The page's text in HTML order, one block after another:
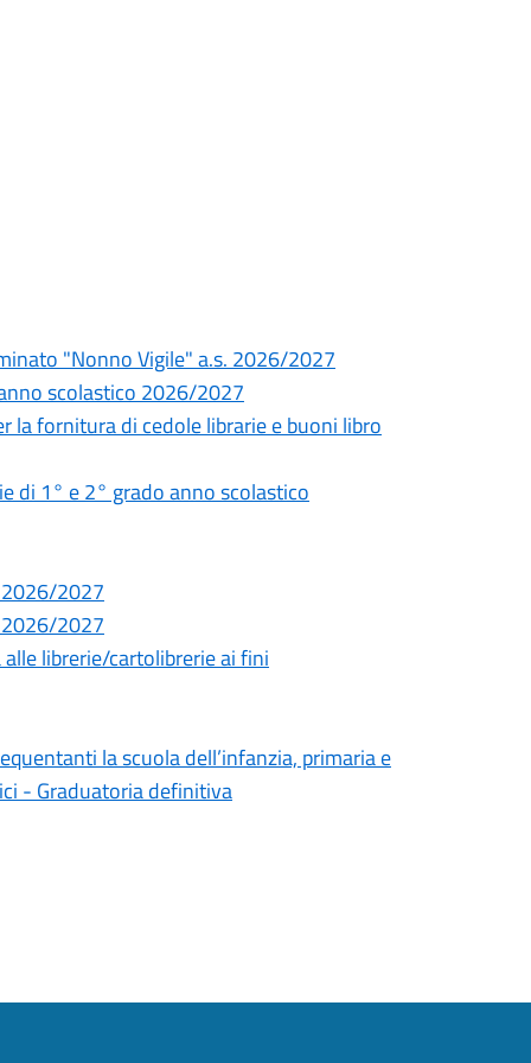
"Nonno Vigile" a.s. 2026/2027
scolastico 2026/2027
la fornitura di cedole librarie e buoni libro
di 1° e 2° grado anno scolastico
2027
2027
librerie/cartolibrerie ai fini
la scuola dell’infanzia, primaria e
- Graduatoria definitiva